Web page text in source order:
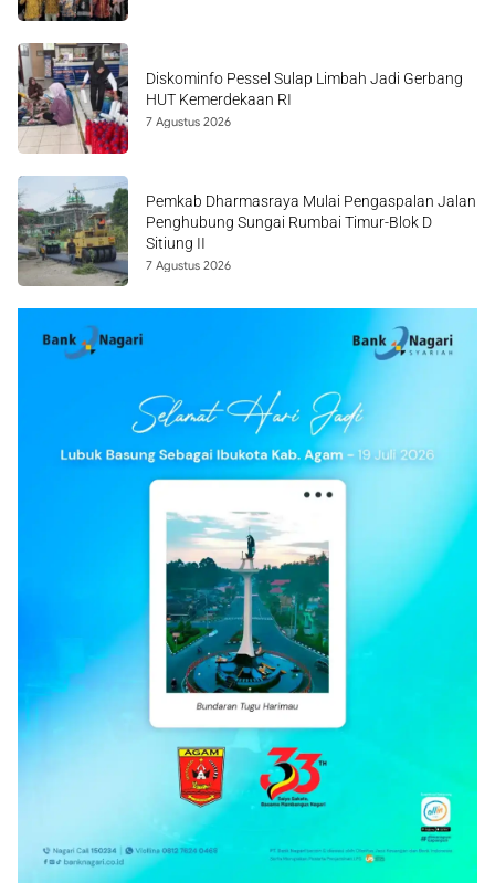
Diskominfo Pessel Sulap Limbah Jadi Gerbang
HUT Kemerdekaan RI
7 Agustus 2026
Pemkab Dharmasraya Mulai Pengaspalan Jalan
Penghubung Sungai Rumbai Timur-Blok D
Sitiung II
7 Agustus 2026